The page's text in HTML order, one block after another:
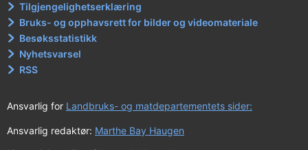
Tilgjengelighetserklæring
Bruks- og opphavsrett for bilder og videomateriale
Besøksstatistikk
Nyhetsvarsel
RSS
Ansvarlig for Landbruks- og matdepartementets sider:
Ansvarlig redaktør: Marthe Bay Haugen